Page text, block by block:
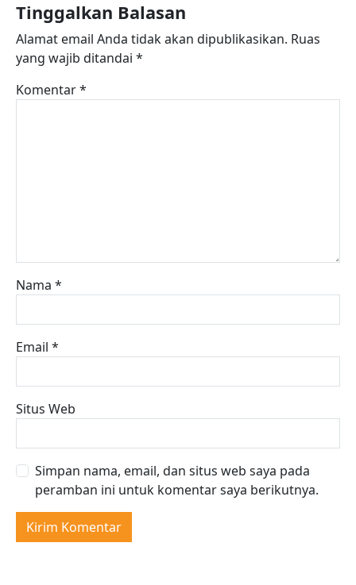
Tinggalkan Balasan
Alamat email Anda tidak akan dipublikasikan. Ruas
yang wajib ditandai *
Komentar*
Nama *
Email *
Situs Web
Simpan nama, email, dan situs web saya pada
peramban ini untuk komentar saya berikutnya.